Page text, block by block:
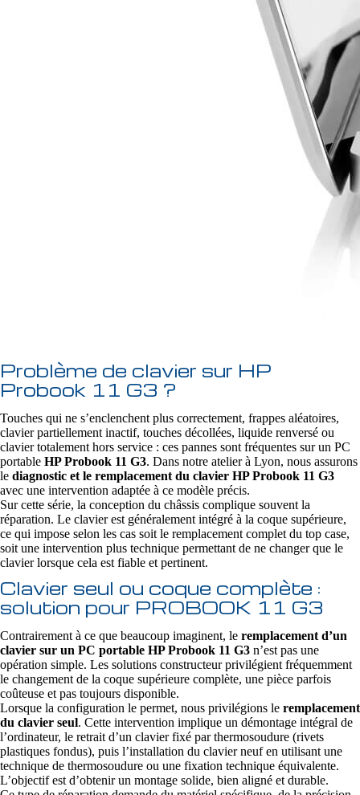
Problème de clavier sur HP
Probook 11 G3 ?
Touches qui ne s’enclenchent plus correctement, frappes aléatoires,
clavier partiellement inactif, touches décollées, liquide renversé ou
clavier totalement hors service : ces pannes sont fréquentes sur un PC
portable HP Probook 11 G3. Dans notre atelier à Lyon, nous assurons
le diagnostic et le remplacement du clavier HP Probook 11 G3
avec une intervention adaptée à ce modèle précis.
Sur cette série, la conception du châssis complique souvent la
réparation. Le clavier est généralement intégré à la coque supérieure,
ce qui impose selon les cas soit le remplacement complet du top case,
soit une intervention plus technique permettant de ne changer que le
clavier lorsque cela est fiable et pertinent.
Clavier seul ou coque complète :
solution pour PROBOOK 11 G3
Contrairement à ce que beaucoup imaginent, le remplacement d’un
clavier sur un PC portable HP Probook 11 G3 n’est pas une
opération simple. Les solutions constructeur privilégient fréquemment
le changement de la coque supérieure complète, une pièce parfois
coûteuse et pas toujours disponible.
Lorsque la configuration le permet, nous privilégions le remplacement
du clavier seul. Cette intervention implique un démontage intégral de
l’ordinateur, le retrait d’un clavier fixé par thermosoudure (rivets
plastiques fondus), puis l’installation du clavier neuf en utilisant une
technique de thermosoudure ou une fixation technique équivalente.
L’objectif est d’obtenir un montage solide, bien aligné et durable.